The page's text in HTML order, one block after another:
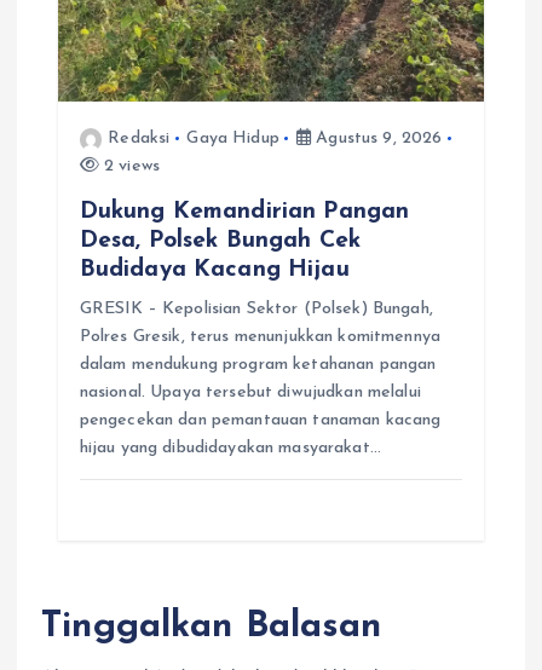
Redaksi Gaya Hidup
Agustus 9, 2026
2 views
Dukung Kemandirian Pangan
Desa, Polsek Bungah Cek
Budidaya Kacang Hijau
GRESIK – Kepolisian Sektor (Polsek) Bungah,
Polres Gresik, terus menunjukkan komitmennya
dalam mendukung program ketahanan pangan
nasional. Upaya tersebut diwujudkan melalui
pengecekan dan pemantauan tanaman kacang
hijau yang dibudidayakan masyarakat…
Tinggalkan Balasan